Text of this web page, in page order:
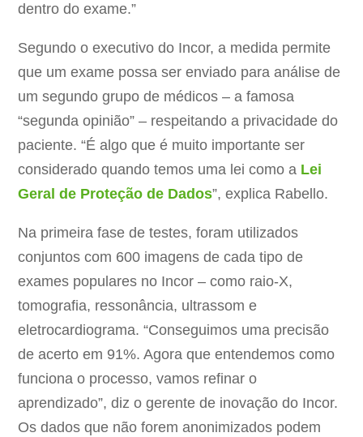
dentro do exame.”
Segundo o executivo do Incor, a medida permite
que um exame possa ser enviado para análise de
um segundo grupo de médicos – a famosa
“segunda opinião” – respeitando a privacidade do
paciente. “É algo que é muito importante ser
considerado quando temos uma lei como a Lei
Geral de Proteção de Dados”, explica Rabello.
Na primeira fase de testes, foram utilizados
conjuntos com 600 imagens de cada tipo de
exames populares no Incor – como raio-X,
tomografia, ressonância, ultrassom e
eletrocardiograma. “Conseguimos uma precisão
de acerto em 91%. Agora que entendemos como
funciona o processo, vamos refinar o
aprendizado”, diz o gerente de inovação do Incor.
Os dados que não forem anonimizados podem